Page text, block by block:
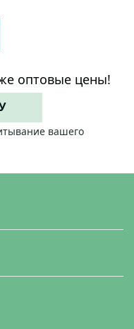
оптовые цены!
вашего